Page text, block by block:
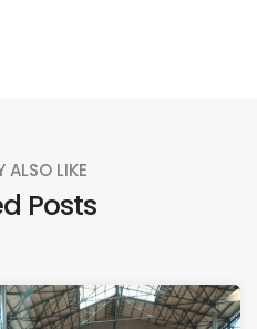
ALSO LIKE
Posts